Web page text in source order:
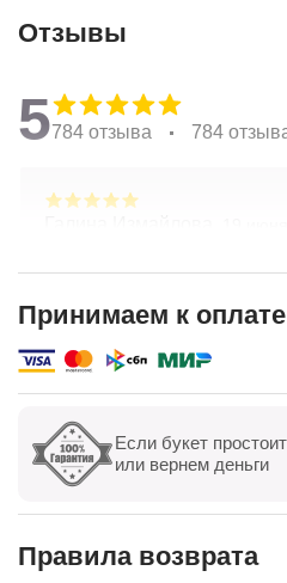
Отзывы
5784 отзыва 784
городе, заказываю через
доставка. Огромное
Показать все
Принимаем к оплате
Если букет
или вернем деньги
Правила возврата